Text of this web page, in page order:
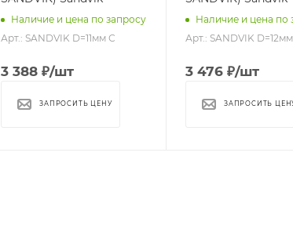
Наличие и цена по запросу
Арт.: SANDVIK D=11мм С
3 388 ₽/шт
ЗАПРОСИТЬ ЦЕНУ
Наличие и цена по
Арт.: SANDVIK
3 476 ₽/шт
ЗАПРОСИТЬ